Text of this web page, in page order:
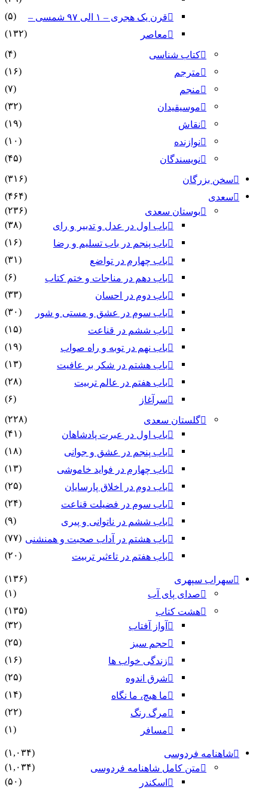
قرن یک هجری – ۱ الی ۹۷ شمسی –
(۵)
معاصر
(۱۳۲)
کتاب شناسی
(۴)
مترجم
(۱۶)
منجم
(۷)
موسیقیدان
(۳۲)
نقاش
(۱۹)
نوازنده
(۱۰)
نویسندگان
(۴۵)
سخن بزرگان
(۳۱۶)
سعدی
(۴۶۴)
بوستان سعدی
(۲۳۶)
باب اول در عدل و تدبیر و رای
(۳۸)
باب پنجم در باب تسلیم و رضا
(۱۶)
باب چهارم در تواضع
(۳۱)
باب دهم در مناجات و ختم کتاب
(۶)
باب دوم در احسان
(۳۳)
باب سوم در عشق و مستی و شور
(۳۰)
باب ششم در قناعت
(۱۵)
باب نهم در توبه و راه صواب
(۱۹)
باب هشتم در شکر بر عافیت
(۱۳)
باب هفتم در عالم تربیت
(۲۸)
سرآغاز
(۶)
گلستان سعدی
(۲۲۸)
باب اول در عبرت پادشاهان
(۴۱)
باب پنجم در عشق و جوانى
(۱۸)
باب چهارم در فواید خاموشى
(۱۳)
باب دوم در اخلاق پارسایان
(۲۵)
باب سوم در فضیلت قناعت
(۲۴)
باب ششم در ناتوانى و پیرى
(۹)
باب هشتم در آداب صحبت و همنشنى (۷۷)
باب هفتم در تاءثیر تربیت
(۲۰)
سهراب سپهری
(۱۳۶)
صدای پای آب
(۱)
هشت کتاب
(۱۳۵)
آواز آفتاب
(۳۲)
حجم سبز
(۲۵)
زندگی خواب ها
(۱۶)
شرق اندوه
(۲۵)
ما هیچ، ما نگاه
(۱۴)
مرگ رنگ
(۲۲)
مسافر
(۱)
شاهنامه فردوسی
(۱,۰۳۴)
متن کامل شاهنامه فردوسی
(۱,۰۳۴)
اسکندر
(۵۰)